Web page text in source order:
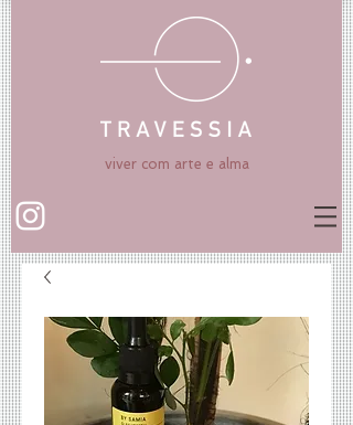
viver com arte e alma